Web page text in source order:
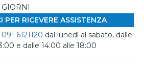
PER RICEVERE ASSISTENZA
091 6121120 dal lunedì al sabato, dalle
e dalle 14:00 alle 18:00